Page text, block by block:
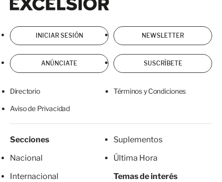
INICIAR SESIÓN NEWSLETTER
ANÚNCIATE SUSCRÍBETE
Directorio Términos y Condiciones
Aviso de Privacidad
Secciones
Nacional
Internacional
Suplementos
Última Hora
Temas de interés